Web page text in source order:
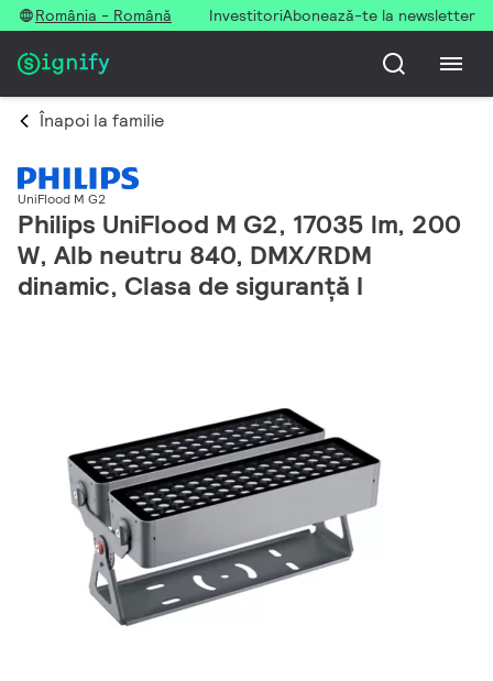
România - Română InvestitoriAbonează-te la newsletter
Înapoi la familie
UniFlood M G2
Philips UniFlood M G2, 17035 lm, 200
W, Alb neutru 840, DMX/RDM
dinamic, Clasa de siguranță I